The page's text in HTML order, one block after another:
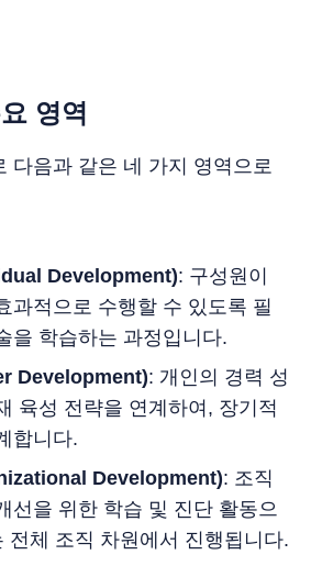
영역
다음과 같은 네 가지 영역으로
Development): 구성원이
과적으로 수행할 수 있도록 필
을 학습하는 과정입니다.
Development): 개인의 경력 성
육성 전략을 연계하여, 장기적
합니다.
Development): 조직
선을 위한 학습 및 진단 활동으
전체 조직 차원에서 진행됩니다.